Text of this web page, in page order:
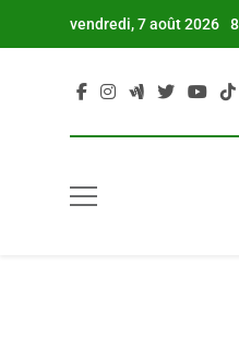
vendredi, 7 août 2026